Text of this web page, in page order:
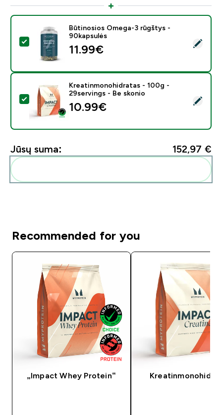
Pasirinkti šį produktą - Būtinosios Omega-3 rūgštys -
Būtinosios Omega-3 rūgštys -
90kapsulės
11.99€‎
Pasirinkti šį produktą - Kreatinmonohidratas - 100g -
Kreatinmonohidratas - 100g -
29servings - Be skonio
10.99€‎
Jūsų suma: 152,97 €‎
Recommended for you
„Impact Whey Protein“